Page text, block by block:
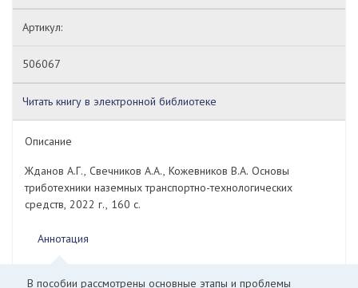
Артикул:
506067
Читать книгу в электронной библиотеке
Описание
Жданов А.Г., Свечников А.А., Кожевников В.А. Основы
триботехники наземных транспортно-технологических
средств, 2022 г., 160 с.
Аннотация
В пособии рассмотрены основные этапы и проблемы